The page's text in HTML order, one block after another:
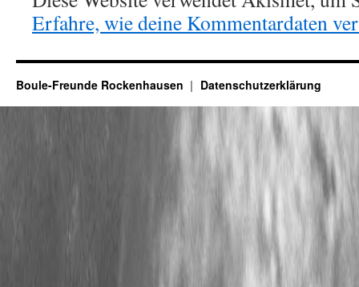
Erfahre, wie deine Kommentardaten
Boule-Freunde Rockenhausen Datenschutzerklärung